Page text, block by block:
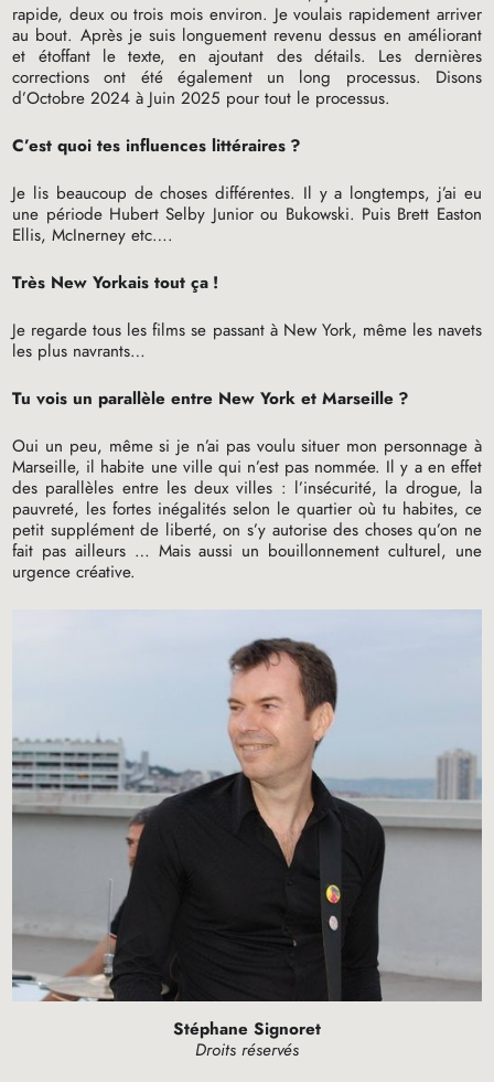
rapide, deux ou trois mois environ. Je voulais rapidement arriver
au bout. Après je suis longuement revenu dessus en améliorant
et étoffant le texte, en ajoutant des détails. Les dernières
corrections ont été également un long processus. Disons
d’Octobre 2024 à Juin 2025 pour tout le processus.
C’est quoi tes influences littéraires ?
Je lis beaucoup de choses différentes. Il y a longtemps, j’ai eu
une période Hubert Selby Junior ou Bukowski. Puis Brett Easton
Ellis, McInerney etc….
Très New Yorkais tout ça !
Je regarde tous les films se passant à New York, même les navets
les plus navrants…
Tu vois un parallèle entre New York et Marseille ?
Oui un peu, même si je n’ai pas voulu situer mon personnage à
Marseille, il habite une ville qui n’est pas nommée. Il y a en effet
des parallèles entre les deux villes : l’insécurité, la drogue, la
pauvreté, les fortes inégalités selon le quartier où tu habites, ce
petit supplément de liberté, on s’y autorise des choses qu’on ne
fait pas ailleurs … Mais aussi un bouillonnement culturel, une
urgence créative.
Stéphane Signoret
Droits réservés